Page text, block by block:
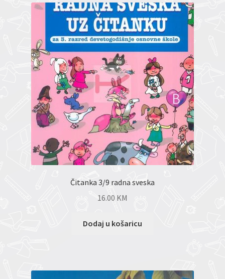
Čitanka 3/9 radna sveska
16.00 KM
Dodaj u košaricu